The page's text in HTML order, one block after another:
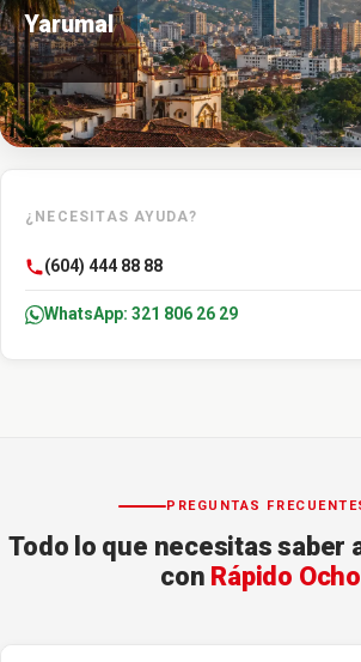
Yarumal
¿NECESITAS AYUDA?
(604) 444 88 88
WhatsApp: 321 806 26 29
PREGUNTAS
Todo lo que necesitas saber
con Rápido